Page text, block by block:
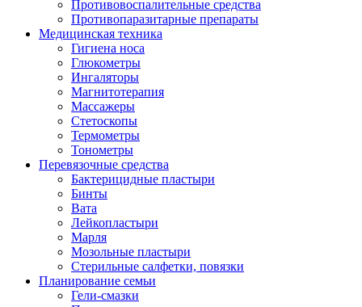
Противовоспалительные средства
Противопаразитарные препараты
Медицинская техника
Гигиена носа
Глюкометры
Ингаляторы
Магнитотерапия
Массажеры
Стетоскопы
Термометры
Тонометры
Перевязочные средства
Бактерицидные пластыри
Бинты
Вата
Лейкопластыри
Марля
Мозольные пластыри
Стерильные салфетки, повязки
Планирование семьи
Гели-смазки